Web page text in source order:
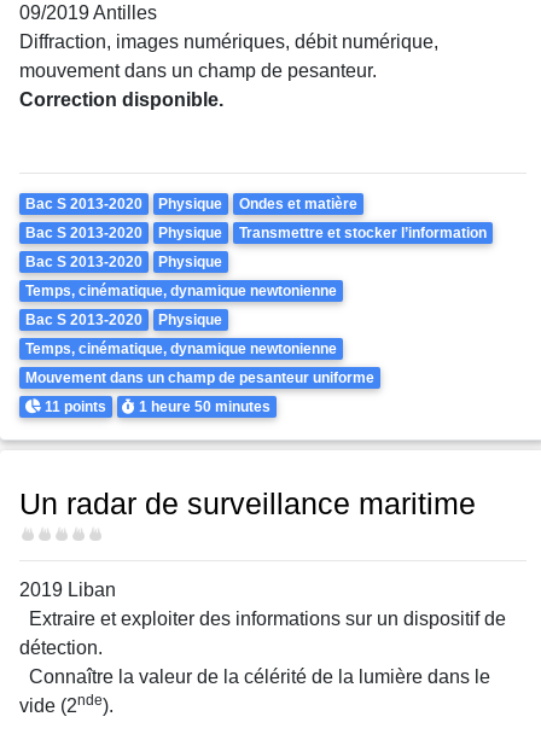
09/2019 Antilles
Diffraction, images numériques, débit numérique,
mouvement dans un champ de pesanteur.
Correction disponible.
Theme
Bac S 2013-2020 Physique
Ondes et matière
Bac S 2013-2020
Physique
Transmettre et stocker l’information
Bac S 2013-2020
Physique
Temps, cinématique, dynamique newtonienne
Bac S 2013-2020
Physique
Temps, cinématique, dynamique newtonienne
Mouvement dans un champ de pesanteur uniforme
Points
11 points Durée
1 heure50 minutes
Un radar de surveillance maritime
Difficulté
2019 Liban
Extraire et exploiter des informations sur un dispositif de
détection.
Connaître la valeur de la célérité de la lumière dans le
vide (2nde).